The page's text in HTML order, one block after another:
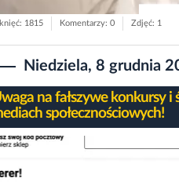
1815 Komentarzy: 0 Zdjęć: 1
Niedziela, 8 grudnia
na fałszywe konkursy
społecznościowych!